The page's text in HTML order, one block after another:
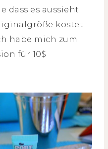
dass es aussieht
kostet
habe mich zum
für 10$